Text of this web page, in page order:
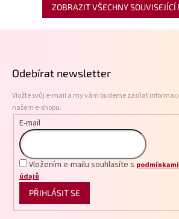
ZOBRAZIT VŠECHNY SOUVISEJÍCÍ
Odebírat newsletter
Vložte svůj e-mail a my vám budeme zasílat
našem e-shopu.
E-mail
Vložením e-mailu souhlasíte s
údajů
PŘIHLÁSIT SE